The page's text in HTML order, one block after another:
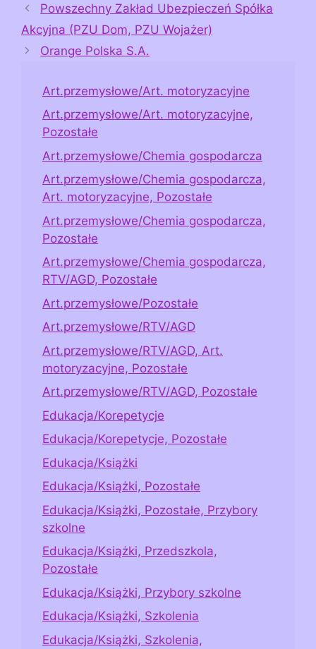
Powszechny Zakład Ubezpieczeń Spółka
Akcyjna (PZU Dom, PZU Wojażer)
Orange Polska S.A.
Art.przemysłowe/Art. motoryzacyjne
Art.przemysłowe/Art. motoryzacyjne,
Pozostałe
Art.przemysłowe/Chemia gospodarcza
Art.przemysłowe/Chemia gospodarcza,
Art. motoryzacyjne, Pozostałe
Art.przemysłowe/Chemia gospodarcza,
Pozostałe
Art.przemysłowe/Chemia gospodarcza,
RTV/AGD, Pozostałe
Art.przemysłowe/Pozostałe
Art.przemysłowe/RTV/AGD
Art.przemysłowe/RTV/AGD, Art.
motoryzacyjne, Pozostałe
Art.przemysłowe/RTV/AGD, Pozostałe
Edukacja/Korepetycje
Edukacja/Korepetycje, Pozostałe
Edukacja/Książki
Edukacja/Książki, Pozostałe
Edukacja/Książki, Pozostałe, Przybory
szkolne
Edukacja/Książki, Przedszkola,
Pozostałe
Edukacja/Książki, Przybory szkolne
Edukacja/Książki, Szkolenia
Edukacja/Książki, Szkolenia,